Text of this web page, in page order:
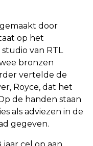
door
op het
van RTL
bronzen
vertelde de
Royce, dat het
de handen staan
als adviezen in de
gegeven.
cel op aan